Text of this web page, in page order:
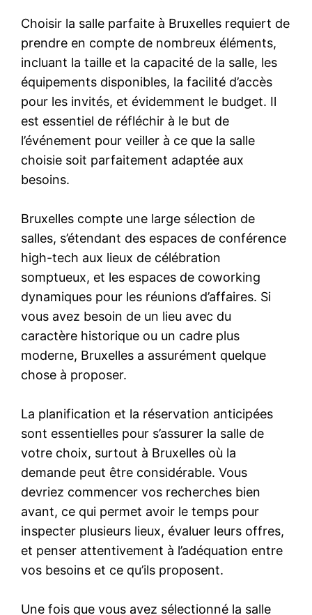
Choisir la salle parfaite à Bruxelles requiert de
prendre en compte de nombreux éléments,
incluant la taille et la capacité de la salle, les
équipements disponibles, la facilité d’accès
pour les invités, et évidemment le budget. Il
est essentiel de réfléchir à le but de
l’événement pour veiller à ce que la salle
choisie soit parfaitement adaptée aux
besoins.
Bruxelles compte une large sélection de
salles, s’étendant des espaces de conférence
high-tech aux lieux de célébration
somptueux, et les espaces de coworking
dynamiques pour les réunions d’affaires. Si
vous avez besoin de un lieu avec du
caractère historique ou un cadre plus
moderne, Bruxelles a assurément quelque
chose à proposer.
La planification et la réservation anticipées
sont essentielles pour s’assurer la salle de
votre choix, surtout à Bruxelles où la
demande peut être considérable. Vous
devriez commencer vos recherches bien
avant, ce qui permet avoir le temps pour
inspecter plusieurs lieux, évaluer leurs offres,
et penser attentivement à l’adéquation entre
vos besoins et ce qu’ils proposent.
Une fois que vous avez sélectionné la salle